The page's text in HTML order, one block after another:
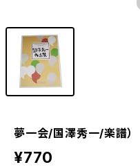
夢一会/国澤秀一/楽譜）
¥770